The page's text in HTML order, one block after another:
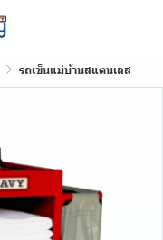
รถเข็นแม่บ้านสแตนเลส